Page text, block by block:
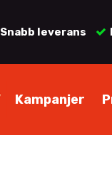
Snabb leverans
Kampanjer